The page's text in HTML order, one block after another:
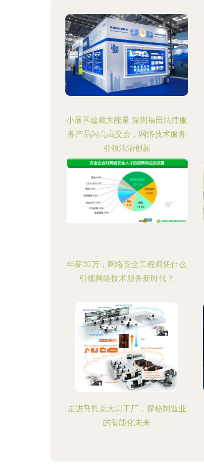
小展区蕴藏大能量 深圳福田法律服
务产品闪亮高交会，网络技术服务
引领法治创新
年薪30万，网络安全工程师凭什么
引领网络技术服务新时代？
走进马扎克大口工厂，探秘制造业
的智能化未来